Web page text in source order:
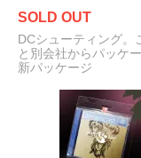
SOLD OUT
DCシューティング。
と別会社からパッケー
新パッケージ